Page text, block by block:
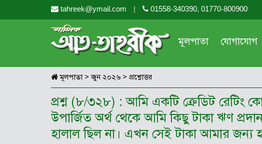
tahreek@ymail.com | 01558-340390, 01770-800900
মূলপাতা যোগাযোগ
মূলপাতা> জুন ২০২৬ > প্রশ্নোত্তর
প্রশ্ন (৮/৩২৮) : আমি একটি ক্রেডিট রেটিং
উপার্জিত অর্থ থেকে আমি কিছু টাকা ঋণ
হালাল ছিল না। এখন সেই টাকা আমার জন্য